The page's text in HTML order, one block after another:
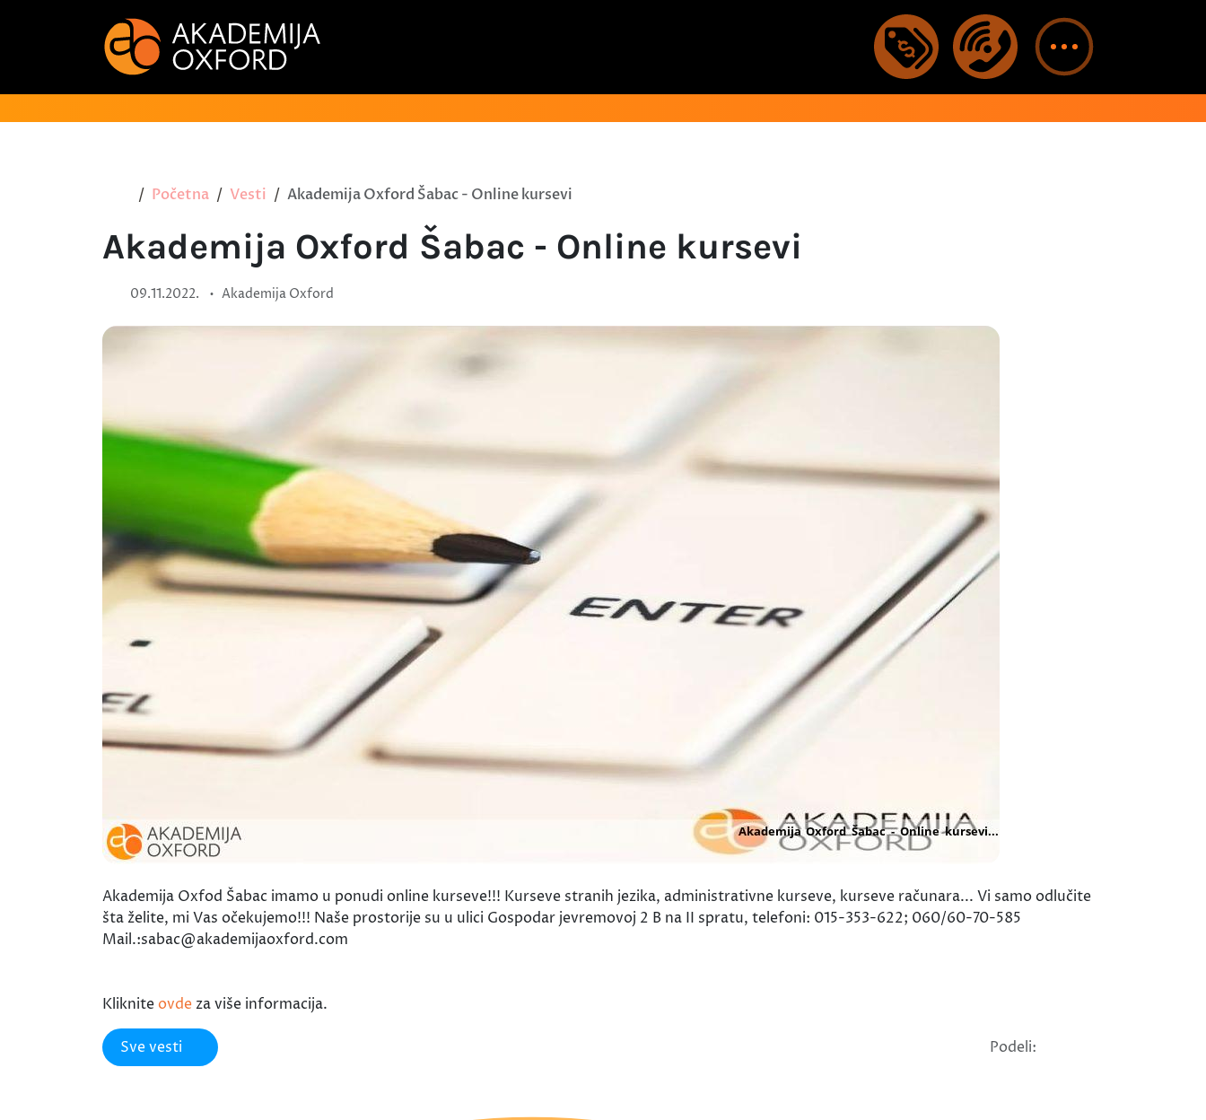
Početna Vesti Akademija Oxford Šabac - Online kursevi
Akademija Oxford Šabac - Online kursevi
09.11.2022. • Akademija Oxford
Akademija Oxfod Šabac imamo u ponudi online kurseve!!! Kurseve stranih jezika, administrativne kurseve, kurseve računara... Vi samo odlučite
šta želite, mi Vas očekujemo!!! Naše prostorije su u ulici Gospodar jevremovoj 2 B na II spratu, telefoni: 015-353-622; 060/60-70-585
Mail.:sabac@akademijaoxford.com
Kliknite ovde za više informacija.
Sve vesti Podeli: